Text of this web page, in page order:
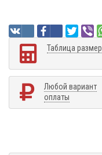
Таблица
Любой вариант
оплаты